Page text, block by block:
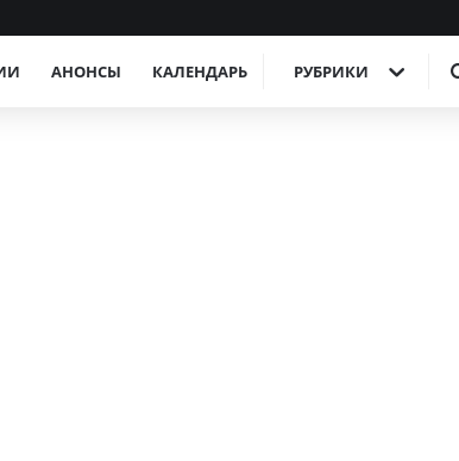
АНОНСЫ КАЛЕНДАРЬ РУБРИКИ